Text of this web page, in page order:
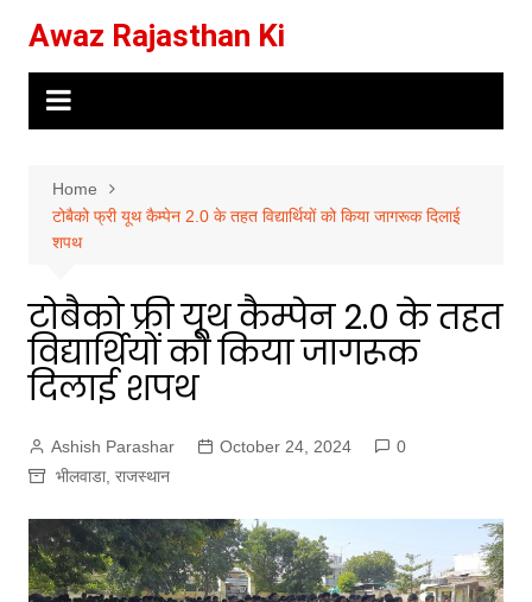
content
Awaz Rajasthan Ki
Home
टोबैको फ्री यूथ कैम्पेन 2.0 के तहत विद्यार्थियों को किया जागरूक दिलाई
शपथ
टोबैको फ्री यूथ कैम्पेन 2.0 के तहत
विद्यार्थियों को किया जागरूक
दिलाई शपथ
Ashish Parashar October 24, 2024
0
भीलवाडा, राजस्थान